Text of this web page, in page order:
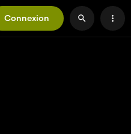
Connexion